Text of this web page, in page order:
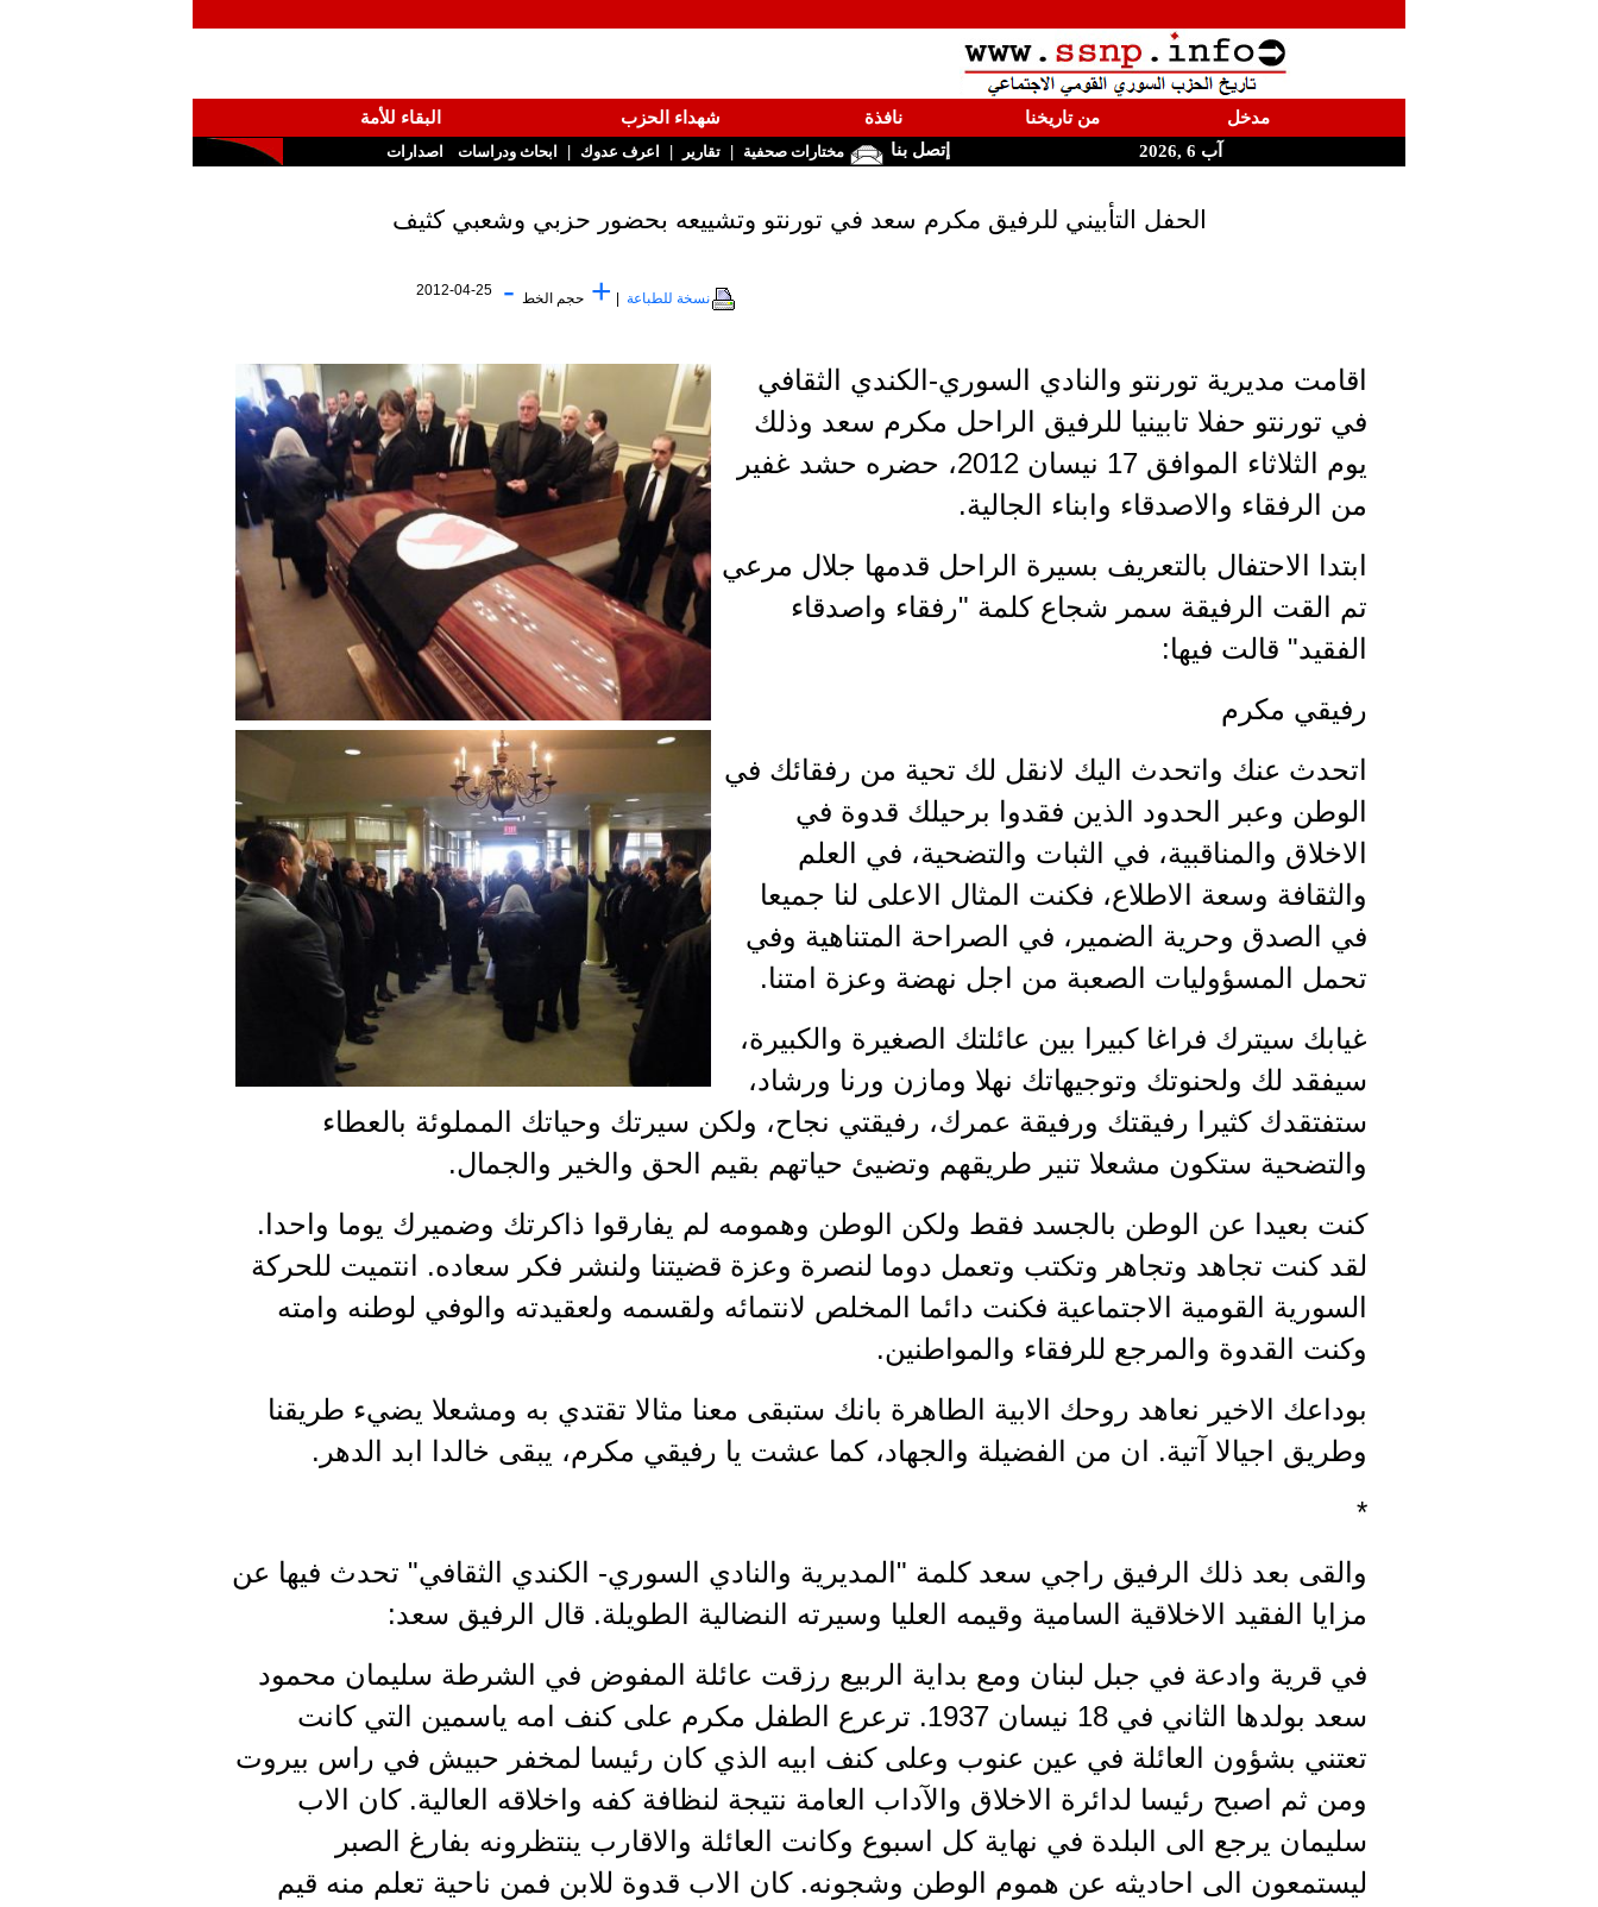
مدخل من تاريخنا نافذة شهداء الحزب
البقاء للأمة
آب 6 ,2026
إتصل بنا مختارات صحفية | تقارير | اعرف عدوك | ابحاث ودراسات اصدارات
الحفل التأبيني للرفيق مكرم سعد في تورنتو وتشييعه بحضور حزبي وشعبي كثيف
نسخة للطباعة + حجم الخط -
2012-04-25
اقامت مديرية تورنتو والنادي السوري-الكندي الثقافي
في تورنتو حفلا تابينيا للرفيق الراحل مكرم سعد وذلك
يوم الثلاثاء الموافق 17 نيسان 2012، حضره حشد غفير
من الرفقاء والاصدقاء وابناء الجالية.
ابتدا الاحتفال بالتعريف بسيرة الراحل قدمها جلال مرعي
تم القت الرفيقة سمر شجاع كلمة "رفقاء واصدقاء
الفقيد" قالت فيها:
رفيقي مكرم
اتحدث عنك واتحدث اليك لانقل لك تحية من رفقائك في
الوطن وعبر الحدود الذين فقدوا برحيلك قدوة في
الاخلاق والمناقبية، في الثبات والتضحية، في العلم
والثقافة وسعة الاطلاع، فكنت المثال الاعلى لنا جميعا
في الصدق وحرية الضمير، في الصراحة المتناهية وفي
تحمل المسؤوليات الصعبة من اجل نهضة وعزة امتنا.
غيابك سيترك فراغا كبيرا بين عائلتك الصغيرة والكبيرة،
سيفقد لك ولحنوتك وتوجيهاتك نهلا ومازن ورنا ورشاد،
ستفتقدك كثيرا رفيقتك ورفيقة عمرك، رفيقتي نجاح، ولكن سيرتك وحياتك المملوئة بالعطاء
والتضحية ستكون مشعلا تنير طريقهم وتضيئ حياتهم بقيم الحق والخير والجمال.
كنت بعيدا عن الوطن بالجسد فقط ولكن الوطن وهمومه لم يفارقوا ذاكرتك وضميرك يوما واحدا.
لقد كنت تجاهد وتجاهر وتكتب وتعمل دوما لنصرة وعزة قضيتنا ولنشر فكر سعاده. انتميت للحركة
السورية القومية الاجتماعية فكنت دائما المخلص لانتمائه ولقسمه ولعقيدته والوفي لوطنه وامته
وكنت القدوة والمرجع للرفقاء والمواطنين.
بوداعك الاخير نعاهد روحك الابية الطاهرة بانك ستبقى معنا مثالا تقتدي به ومشعلا يضيء طريقنا
وطريق اجيالا آتية. ان من الفضيلة والجهاد، كما عشت يا رفيقي مكرم، يبقى خالدا ابد الدهر.
*
والقى بعد ذلك الرفيق راجي سعد كلمة "المديرية والنادي السوري- الكندي الثقافي" تحدث فيها عن
مزايا الفقيد الاخلاقية السامية وقيمه العليا وسيرته النضالية الطويلة. قال الرفيق سعد:
في قرية وادعة في جبل لبنان ومع بداية الربيع رزقت عائلة المفوض في الشرطة سليمان محمود
سعد بولدها الثاني في 18 نيسان 1937. ترعرع الطفل مكرم على كنف امه ياسمين التي كانت
تعتني بشؤون العائلة في عين عنوب وعلى كنف ابيه الذي كان رئيسا لمخفر حبيش في راس بيروت
ومن ثم اصبح رئيسا لدائرة الاخلاق والآداب العامة نتيجة لنظافة كفه واخلاقه العالية. كان الاب
سليمان يرجع الى البلدة في نهاية كل اسبوع وكانت العائلة والاقارب ينتظرونه بفارغ الصبر
ليستمعون الى احاديثه عن هموم الوطن وشجونه. كان الاب قدوة للابن فمن ناحية تعلم منه قيم